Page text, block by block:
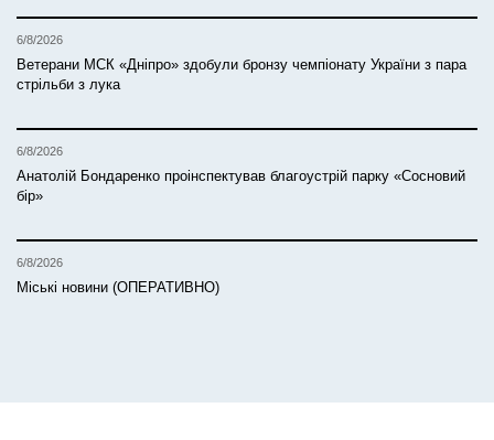
6/8/2026
Ветерани МСК «Дніпро» здобули бронзу чемпіонату України з пара
стрільби з лука
6/8/2026
Анатолій Бондаренко проінспектував благоустрій парку «Сосновий
бір»
6/8/2026
Міські новини (ОПЕРАТИВНО)